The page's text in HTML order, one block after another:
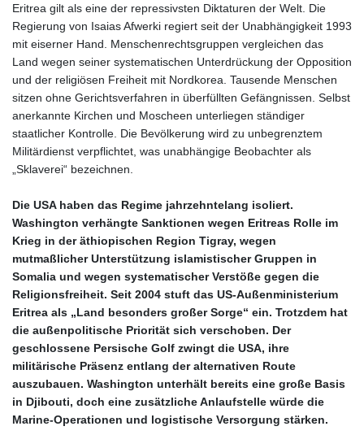
HKD 9.067746
HNL 31.077375
HRK 7.536622
HTG 151.150865
HUF 363.096405
IDR
20580.370421
ILS 3.468234
IMP 0.8566
1515.115748
IRR
1590322.371805
ISK 142.598215
JEP 0.8566
JMD 183.583315
JOD 0.819746
JPY 182.445186
KES 148.887592
KGS 101.104505
KHR
4685.244046
KMF 492.514185
Eritrea gilt als eine der repressivsten Diktaturen der Welt. Die
Regierung von Isaias Afwerki regiert seit der Unabhängigkeit 1993
mit eiserner Hand. Menschenrechtsgruppen vergleichen das
Land wegen seiner systematischen Unterdrückung der Opposition
und der religiösen Freiheit mit Nordkorea. Tausende Menschen
sitzen ohne Gerichtsverfahren in überfüllten Gefängnissen. Selbst
anerkannte Kirchen und Moscheen unterliegen ständiger
staatlicher Kontrolle. Die Bevölkerung wird zu unbegrenztem
Militärdienst verpflichtet, was unabhängige Beobachter als
„Sklaverei“ bezeichnen.
Die USA haben das Regime jahrzehntelang isoliert.
Washington verhängte Sanktionen wegen Eritreas Rolle im
Krieg in der äthiopischen Region Tigray, wegen
mutmaßlicher Unterstützung islamistischer Gruppen in
Somalia und wegen systematischer Verstöße gegen die
Religionsfreiheit. Seit 2004 stuft das US‑Außenministerium
Eritrea als „Land besonders großer Sorge“ ein. Trotzdem hat
die außenpolitische Priorität sich verschoben. Der
geschlossene Persische Golf zwingt die USA, ihre
militärische Präsenz entlang der alternativen Route
auszubauen. Washington unterhält bereits eine große Basis
in Djibouti, doch eine zusätzliche Anlaufstelle würde die
Marine‑Operationen und logistische Versorgung stärken.